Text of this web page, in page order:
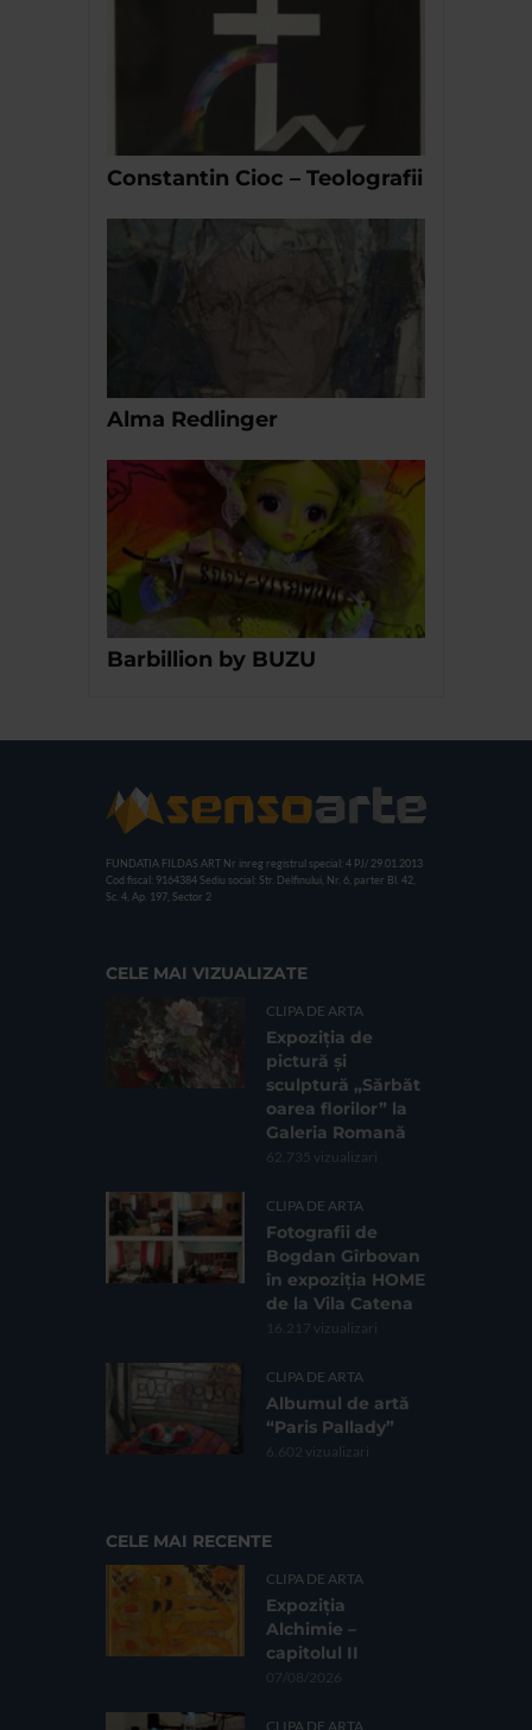
Constantin Cioc – Teolografii
Alma Redlinger
Barbillion by BUZU
FUNDATIA FILDAS ART Nr inreg registrul special: 4 PJ/ 29.01.2013
Cod fiscal: 9164384 Sediu social: Str. Delfinului, Nr. 6, parter Bl. 42,
Sc. 4, Ap. 197, Sector 2
CELE MAI VIZUALIZATE
CLIPA DE ARTA
Expoziția de
pictură și
sculptură „Sărbăt
oarea florilor” la
Galeria Romană
62.735 vizualizari
CLIPA DE ARTA
Fotografii de
Bogdan Gîrbovan
în expoziția HOME
de la Vila Catena
16.217 vizualizari
CLIPA DE ARTA
Albumul de artă
“Paris Pallady”
6.602 vizualizari
CELE MAI RECENTE
CLIPA DE ARTA
Expoziția
Alchimie –
capitolul II
07/08/2026
CLIPA DE ARTA